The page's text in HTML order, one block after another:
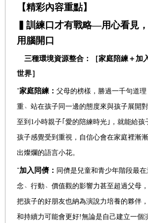
【精彩內容重點】
▍訓練口才有戰略—用心看見，
用腦開口
三種環境資源整合：［家庭陪練＋加
世界］
˙家庭陪練： 父母的榜樣，勝過一千句道
重﹅ 站在孩子同一邊的態度來與孩子展開
至到1小時親子｢愛的陪練時光｣，就能給孩
孩子感覺受到重視，自信心會在家庭裡漸
出燦爛的語言小花。
˙加入同儕： 同儕是兒童和青少年階段最
念﹅ 行動 ﹅ 價值觀的影響力甚至超過父母
把孩子的好朋友也納為演說力培養的夥伴
和持續力可能會更好!無論是自己建立一個